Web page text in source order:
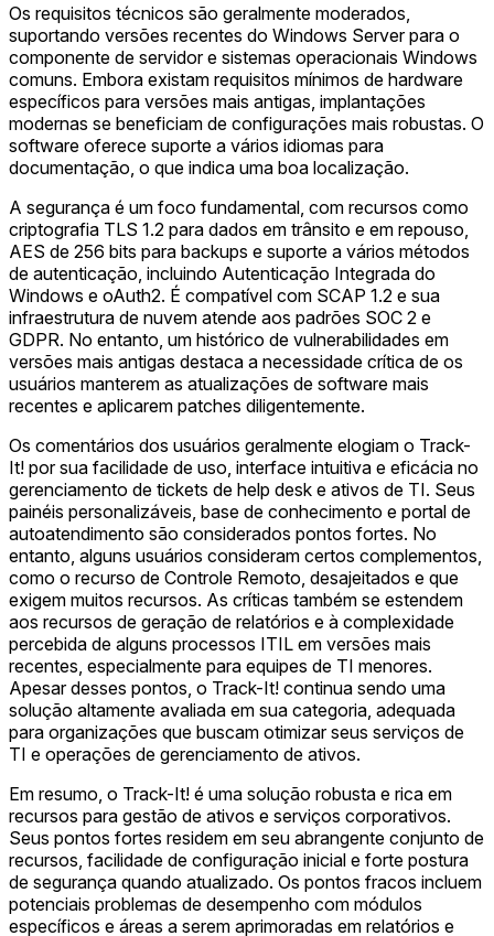
Os requisitos técnicos são geralmente moderados,
suportando versões recentes do Windows Server para o
componente de servidor e sistemas operacionais Windows
comuns. Embora existam requisitos mínimos de hardware
específicos para versões mais antigas, implantações
modernas se beneficiam de configurações mais robustas. O
software oferece suporte a vários idiomas para
documentação, o que indica uma boa localização.
A segurança é um foco fundamental, com recursos como
criptografia TLS 1.2 para dados em trânsito e em repouso,
AES de 256 bits para backups e suporte a vários métodos
de autenticação, incluindo Autenticação Integrada do
Windows e oAuth2. É compatível com SCAP 1.2 e sua
infraestrutura de nuvem atende aos padrões SOC 2 e
GDPR. No entanto, um histórico de vulnerabilidades em
versões mais antigas destaca a necessidade crítica de os
usuários manterem as atualizações de software mais
recentes e aplicarem patches diligentemente.
Os comentários dos usuários geralmente elogiam o Track-
It! por sua facilidade de uso, interface intuitiva e eficácia no
gerenciamento de tickets de help desk e ativos de TI. Seus
painéis personalizáveis, base de conhecimento e portal de
autoatendimento são considerados pontos fortes. No
entanto, alguns usuários consideram certos complementos,
como o recurso de Controle Remoto, desajeitados e que
exigem muitos recursos. As críticas também se estendem
aos recursos de geração de relatórios e à complexidade
percebida de alguns processos ITIL em versões mais
recentes, especialmente para equipes de TI menores.
Apesar desses pontos, o Track-It! continua sendo uma
solução altamente avaliada em sua categoria, adequada
para organizações que buscam otimizar seus serviços de
TI e operações de gerenciamento de ativos.
Em resumo, o Track-It! é uma solução robusta e rica em
recursos para gestão de ativos e serviços corporativos.
Seus pontos fortes residem em seu abrangente conjunto de
recursos, facilidade de configuração inicial e forte postura
de segurança quando atualizado. Os pontos fracos incluem
potenciais problemas de desempenho com módulos
específicos e áreas a serem aprimoradas em relatórios e